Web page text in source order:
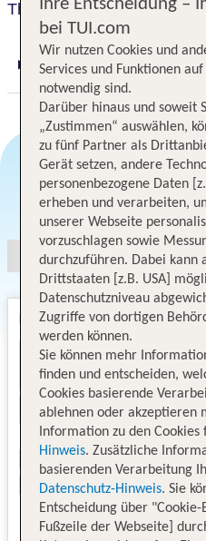
The Ritz-Carlton Key
Digitaler und
Ihre Entscheidung –
bei TUI.com
Wir nutzen Cookies und
Services und Funktionen
notwendig sind.
Darüber hinaus und soweit
„Zustimmen“ auswählen,
zu fünf Partner als
Gerät setzen, andere
personenbezogene Daten
erheben und verarbeiten,
unserer Webseite
vorzuschlagen sowie
durchzuführen. Dabei kann
Drittstaaten [z.B. USA]
Datenschutzniveau
Zugriffe von dortigen
werden können.
Sie können mehr
finden und entscheiden,
Cookies basierende
ablehnen oder akzeptieren
Information zu den Cookies
Hinweis. Zusätzliche
basierenden Verarbeitung
Datenschutz-Hinweis. Sie
Entscheidung über
Fußzeile der Webseite]